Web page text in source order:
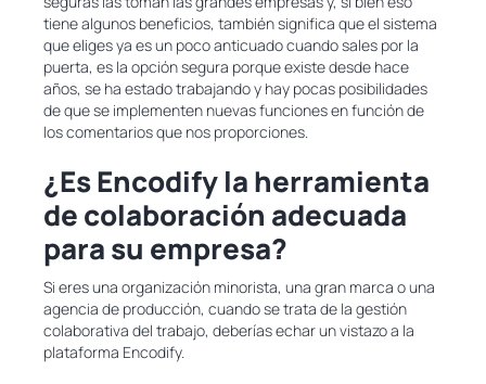
tiene algunos beneficios, también significa que el sistema
que eliges ya es un poco anticuado cuando sales por la
puerta, es la opción segura porque existe desde hace
años, se ha estado trabajando y hay pocas posibilidades
de que se implementen nuevas funciones en función de
los comentarios que nos proporciones.
¿Es Encodify la herramienta
de colaboración adecuada
para su empresa?
Si eres una organización minorista, una gran marca o una
agencia de producción, cuando se trata de la gestión
colaborativa del trabajo, deberías echar un vistazo a la
plataforma Encodify.